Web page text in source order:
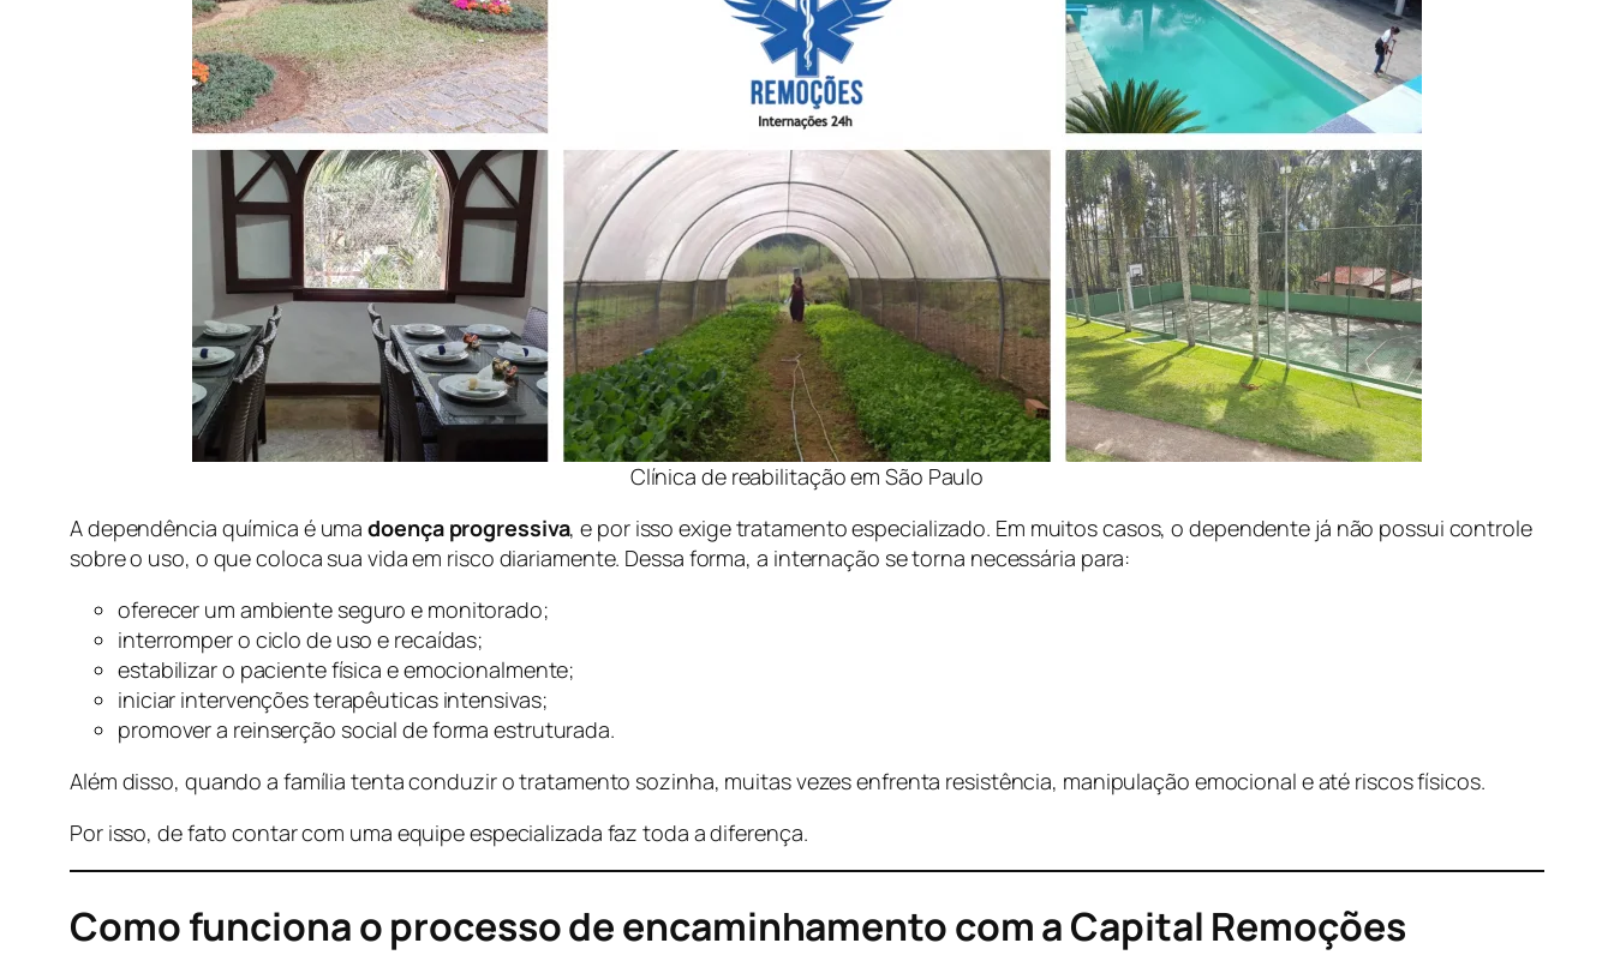
Clínica de reabilitação em São Paulo
A dependência química é umadoença progressiva, e por isso exige tratamento especializado. Em muitos casos, o dependente já não possui controle
sobre o uso, o que coloca sua vida em risco diariamente. Dessa forma, a internação se torna necessária para:
oferecer um ambiente seguro e monitorado;
interromper o ciclo de uso e recaídas;
estabilizar o paciente física e emocionalmente;
iniciar intervenções terapêuticas intensivas;
promover a reinserção social de forma estruturada.
Além disso, quando a família tenta conduzir o tratamento sozinha, muitas vezes enfrenta resistência, manipulação emocional e até riscos físicos.
Por isso, de fato contar com uma equipe especializada faz toda a diferença.
Como funciona o processo de encaminhamento com a Capital Remoções